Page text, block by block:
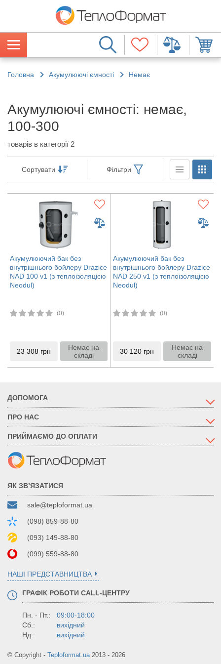
Головна Акумулюючі ємності Немає
Акумулюючі ємності: немає,
100-300
товарів в категорії 2
Сортувати Фільтри
Акумулюючий бак без
внутрішнього бойлеру Drazice
NAD 100 v1 (з теплоізоляцією
Neodul)
(0)
23 308 грн
Немає на
складі
Акумулюючий бак без
внутрішнього бойлеру Drazice
NAD 250 v1 (з теплоізоляцією
Neodul)
(0)
30 120 грн
Немає на
складі
ДОПОМОГА
ПРО НАС
ПРИЙМАЄМО ДО ОПЛАТИ
ЯК ЗВ’ЯЗАТИСЯ
sale@teploformat.ua
(098) 859-88-80
(093) 149-88-80
(099) 559-88-80
НАШІ ПРЕДСТАВНИЦТВА
ГРАФІК РОБОТИ CALL-ЦЕНТРУ
Пн. - Пт.:
09:00-18:00
Сб.:
вихідний
Нд.:
вихідний
© Copyright - Teploformat.ua2013 - 2026